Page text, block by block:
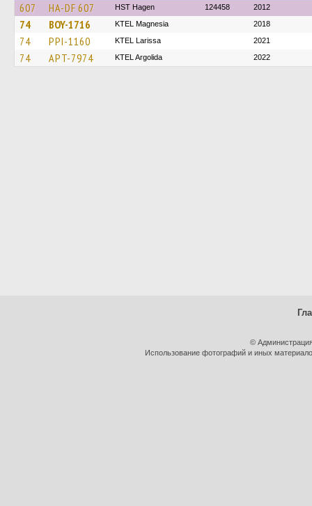
607 HA-DF 607 HST Hagen 124458 2012
74 BOY-1716 ΚΤΕL Magnesia 2018
74 PPI-1160 KTEL Larissa 2021
74 APT-7974 KTEL Argolida 2022
©
Использование фотографий и иных